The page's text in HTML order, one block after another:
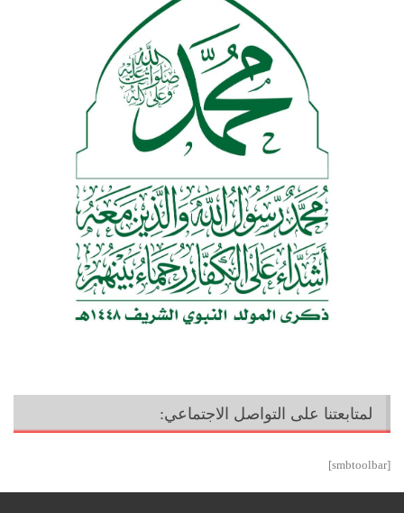
لمتابعتنا على التواصل الاجتماعي:
[smbtoolbar]